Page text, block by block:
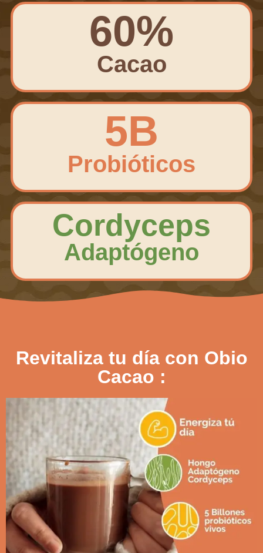
60%
Cacao
5B
Probióticos
Cordyceps
Adaptógeno
Revitaliza tu día con Obio
Cacao :